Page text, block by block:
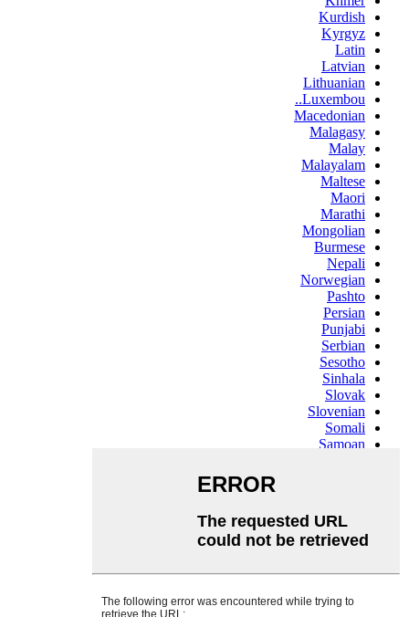
Kurdish
Kyrgyz
Latin
Latvian
Lithuanian
Luxembou..
Macedonian
Malagasy
Malay
Malayalam
Maltese
Maori
Marathi
Mongolian
Burmese
Nepali
Norwegian
Pashto
Persian
Punjabi
Serbian
Sesotho
Sinhala
Slovak
Slovenian
Somali
Samoan
Swahili
Tajik
Telugu
Ukrainian